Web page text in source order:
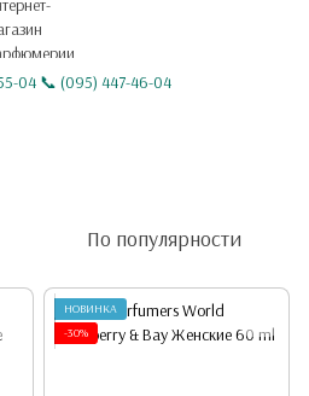
04 📞 (095) 447-46-04
По популярности
НОВИНКА
-30%